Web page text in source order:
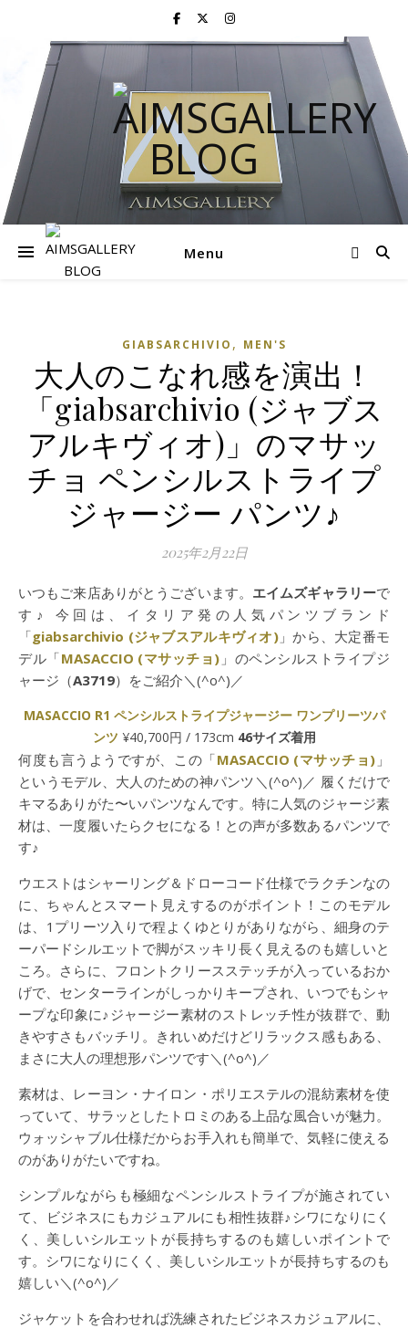
Menu
GIABSARCHIVIO , MEN'S
大人のこなれ感を演出！
「giabsarchivio (ジャブス
アルキヴィオ)」のマサッ
チョ ペンシルストライプ
ジャージー パンツ♪
2025年2月22日
いつもご来店ありがとうございます。 エイムズギャラリーで
す♪ 今回は、イタリア発の人気パンツブランド
「giabsarchivio (ジャブスアルキヴィオ)」から、大定番モ
デル「MASACCIO (マサッチョ) 」のペンシルストライプジ
ャージ（A3719）をご紹介＼(^o^)／
MASACCIO R1 ペンシルストライプジャージー ワンプリーツパ
ンツ ¥40,700円 / 173cm 46サイズ着用
何度も言うようですが、この「MASACCIO (マサッチョ) 」
というモデル、大人のための神パンツ＼(^o^)／ 履くだけで
キマるありがた〜いパンツなんです。特に人気のジャージ素
材は、一度履いたらクセになる！との声が多数あるパンツで
す♪
ウエストはシャーリング＆ドローコード仕様でラクチンなの
に、ちゃんとスマート見えするのがポイント！このモデル
は、1プリーツ入りで程よくゆとりがありながら、細身のテ
ーパードシルエットで脚がスッキリ長く見えるのも嬉しいと
ころ。さらに、フロントクリースステッチが入っているおか
げで、センターラインがしっかりキープされ、いつでもシャ
ープな印象に♪ジャージー素材のストレッチ性が抜群で、動
きやすさもバッチリ。きれいめだけどリラックス感もある、
まさに大人の理想形パンツです＼(^o^)／
素材は、レーヨン・ナイロン・ポリエステルの混紡素材を使
っていて、サラッとしたトロミのある上品な風合いが魅力。
ウォッシャブル仕様だからお手入れも簡単で、気軽に使える
のがありがたいですね。
シンプルながらも極細なペンシルストライプが施されてい
て、ビジネスにもカジュアルにも相性抜群♪シワになりにく
く、美しいシルエットが長持ちするのも嬉しいポイントで
す。シワになりにくく、美しいシルエットが長持ちするのも
嬉しい＼(^o^)／
ジャケットを合わせれば洗練されたビジネスカジュアルに、